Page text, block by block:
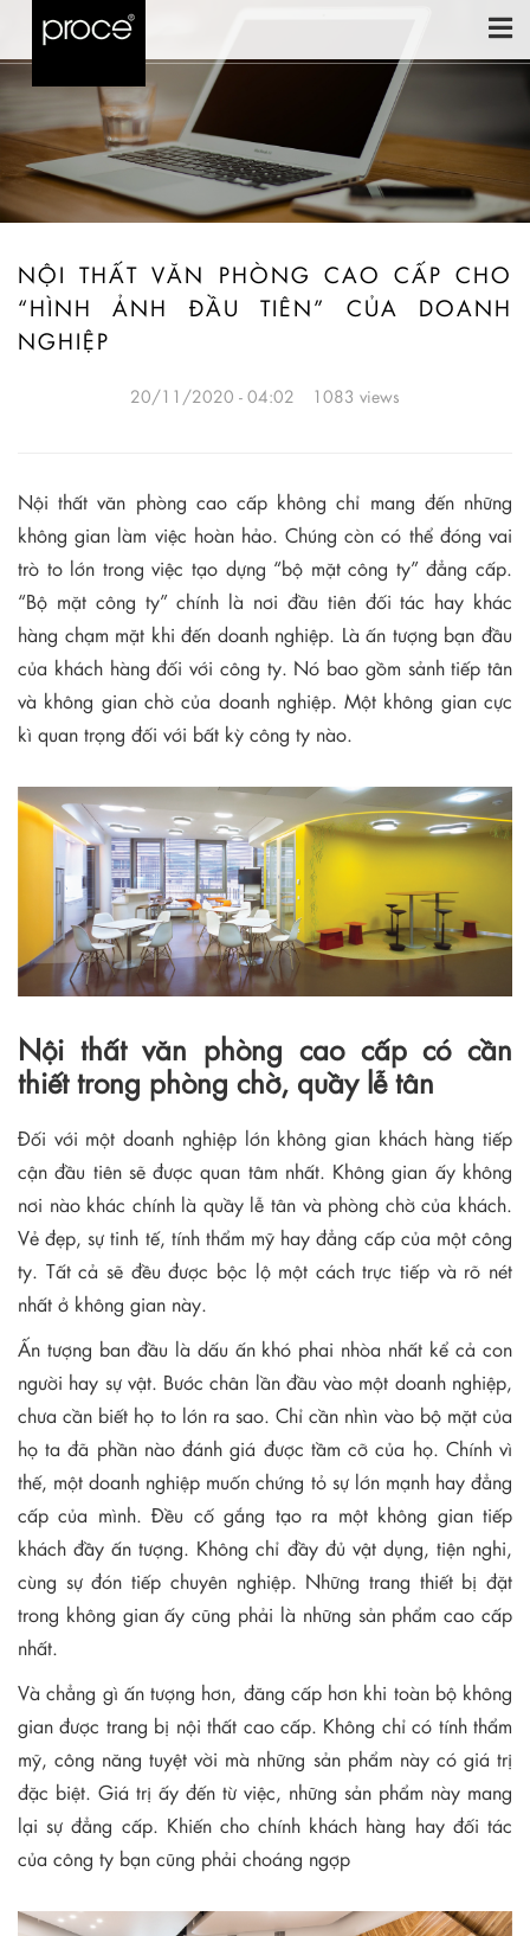
NỘI THẤT VĂN PHÒNG CAO CẤP CHO
“HÌNH ẢNH ĐẦU TIÊN” CỦA DOANH
NGHIỆP
20/11/2020 - 04:02 1083 views
Nội thất văn phòng cao cấp không chỉ mang đến những
không gian làm việc hoàn hảo. Chúng còn có thể đóng vai
trò to lớn trong việc tạo dựng “bộ mặt công ty” đẳng cấp.
“Bộ mặt công ty” chính là nơi đầu tiên đối tác hay khác
hàng chạm mặt khi đến doanh nghiệp. Là ấn tượng bạn đầu
của khách hàng đối với công ty. Nó bao gồm sảnh tiếp tân
và không gian chờ của doanh nghiệp. Một không gian cực
kì quan trọng đối với bất kỳ công ty nào.
Nội thất văn phòng cao cấp có cần
thiết trong phòng chờ, quầy lễ tân
Đối với một doanh nghiệp lớn không gian khách hàng tiếp
cận đầu tiên sẽ được quan tâm nhất. Không gian ấy không
nơi nào khác chính là quầy lễ tân và phòng chờ của khách.
Vẻ đẹp, sự tinh tế, tính thẩm mỹ hay đẳng cấp của một công
ty. Tất cả sẽ đều được bộc lộ một cách trực tiếp và rõ nét
nhất ở không gian này.
Ấn tượng ban đầu là dấu ấn khó phai nhòa nhất kể cả con
người hay sự vật. Bước chân lần đầu vào một doanh nghiệp,
chưa cần biết họ to lớn ra sao. Chỉ cần nhìn vào bộ mặt của
họ ta đã phần nào đánh giá được tầm cỡ của họ. Chính vì
thế, một doanh nghiệp muốn chứng tỏ sự lớn mạnh hay đẳng
cấp của mình. Đều cố gắng tạo ra một không gian tiếp
khách đầy ấn tượng. Không chỉ đầy đủ vật dụng, tiện nghi,
cùng sự đón tiếp chuyên nghiệp. Những trang thiết bị đặt
trong không gian ấy cũng phải là những sản phẩm cao cấp
nhất.
Và chẳng gì ấn tượng hơn, đăng cấp hơn khi toàn bộ không
gian được trang bị nội thất cao cấp. Không chỉ có tính thẩm
mỹ, công năng tuyệt vời mà những sản phẩm này có giá trị
đặc biệt. Giá trị ấy đến từ việc, những sản phẩm này mang
lại sự đẳng cấp. Khiến cho chính khách hàng hay đối tác
của công ty bạn cũng phải choáng ngợp